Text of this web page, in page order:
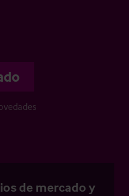
de mercado y